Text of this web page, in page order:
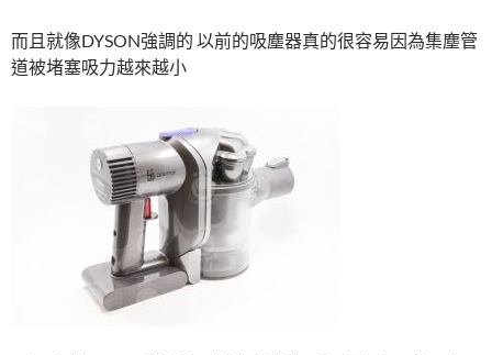
而且就像DYSON強調的 以前的吸塵器真的很容易因為集塵管
道被堵塞吸力越來越小